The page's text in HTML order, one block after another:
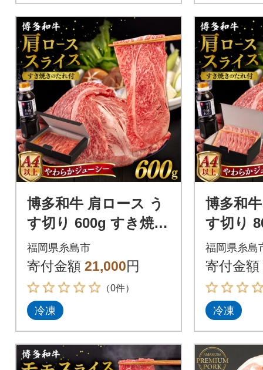
博多和牛 肩ロース う
す切り 600g すき焼き
のタレ付 糸島市 /ヒサ
ダヤフーズ [AIA037]
福岡県糸島市
寄付金額 21,000円
（0件）
冷凍
博多和
す切り
のタレ
ダヤフ
福岡県糸島
寄付金額
冷凍